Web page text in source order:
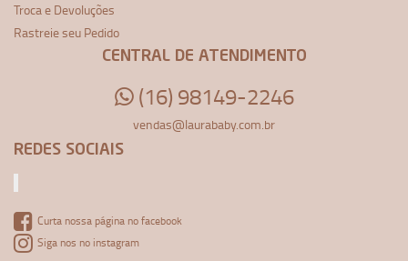
Troca e Devoluções
Rastreie seu Pedido
CENTRAL DE ATENDIMENTO
(16) 98149-2246
vendas@laurababy.com.br
REDES SOCIAIS
Curta nossa página no facebook
Siga nos no instagram